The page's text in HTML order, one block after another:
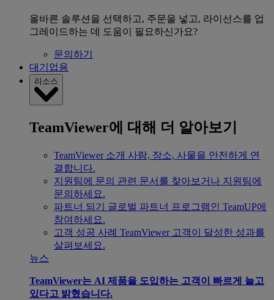
올바른 솔루션을 선택하고, 주문을 넣고, 라이선스를 업
그레이드하는 데 도움이 필요하신가요?
문의하기
대기업용
리소스
TeamViewer에 대해 더 알아보기
TeamViewer 소개 사람, 장소, 사물을 안전하게 연
결합니다.
지원팀에 문의 관련 문서를 찾아보거나 지원팀에
문의하세요.
파트너 되기
글로벌 파트너 프로그램인 TeamUP에
참여하세요.
고객 성공 사례 TeamViewer 고객이 달성한 성과를
살펴보세요.
뉴스
TeamViewer는 AI 제품을 도입하는 고객이 빠르게 늘고
있다고 밝혔습니다.